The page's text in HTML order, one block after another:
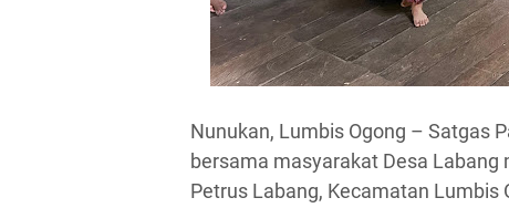
Nunukan, Lumbis Ogong – Satgas
bersama masyarakat Desa Labang
Petrus Labang, Kecamatan Lumbis